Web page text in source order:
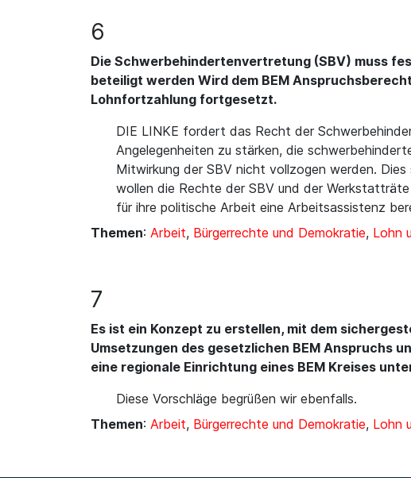
6
Die Schwerbehindertenvertretung (SBV) muss
beteiligt werden Wird dem BEM
Lohnfortzahlung fortgesetzt.
DIE LINKE fordert das Recht der
Angelegenheiten zu stärken, die
Mitwirkung der SBV nicht vollzogen werden.
wollen die Rechte der SBV und der
für ihre politische Arbeit eine Arbeitsassistenz
Themen: Arbeit, Bürgerrechte und Demokratie, Lohn
7
Es ist ein Konzept zu erstellen, mit dem
Umsetzungen des gesetzlichen BEM Anspruchs
eine regionale Einrichtung eines BEM Kreises
Diese Vorschläge begrüßen wir ebenfalls.
Themen: Arbeit, Bürgerrechte und Demokratie, Lohn